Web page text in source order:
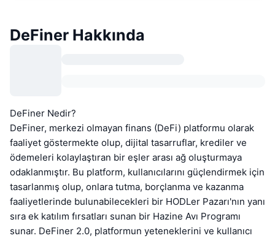
DeFiner Hakkında
DeFiner Nedir?
DeFiner, merkezi olmayan finans (DeFi) platformu olarak
faaliyet göstermekte olup, dijital tasarruflar, krediler ve
ödemeleri kolaylaştıran bir eşler arası ağ oluşturmaya
odaklanmıştır. Bu platform, kullanıcılarını güçlendirmek için
tasarlanmış olup, onlara tutma, borçlanma ve kazanma
faaliyetlerinde bulunabilecekleri bir HODLer Pazarı'nın yanı
sıra ek katılım fırsatları sunan bir Hazine Avı Programı
sunar. DeFiner 2.0, platformun yeteneklerini ve kullanıcı